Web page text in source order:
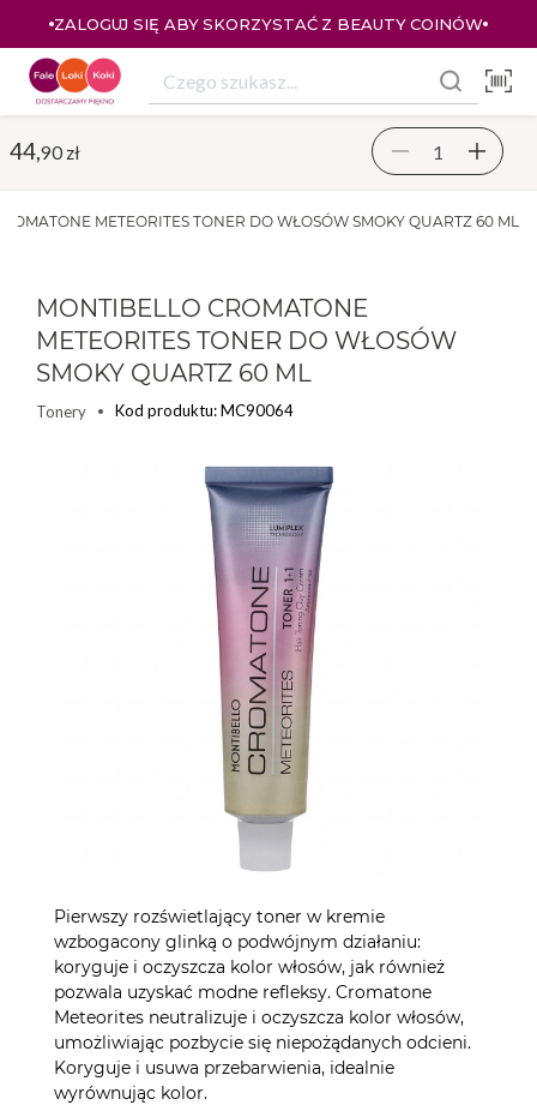
ZALOGUJ SIĘ I KUPUJ TANIEJ – AŻ 33% ZNIŻKI
METEORITES TONER DO WŁOSÓW SMOKY QUARTZ 60 ML
MONTIBELLO CROMATONE
METEORITES TONER DO WŁOSÓW
SMOKY QUARTZ 60 ML
Tonery Kod produktu: MC90064
Pierwszy rozświetlający toner w kremie
wzbogacony glinką o podwójnym działaniu:
koryguje i oczyszcza kolor włosów, jak również
pozwala uzyskać modne refleksy. Cromatone
Meteorites neutralizuje i oczyszcza kolor włosów,
umożliwiając pozbycie się niepożądanych odcieni.
Koryguje i usuwa przebarwienia, idealnie
wyrównując kolor.
44, 90 zł